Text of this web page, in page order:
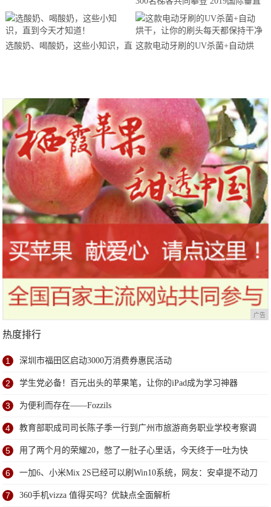
马拉松超级精英赛顺德海骏达中心
站欢乐开跑
选酸奶、喝酸奶，这些小知识，直 这款电动牙刷的UV杀菌+自动烘
广告
热度排行
1 深圳市福田区启动3000万消费券惠民活动
2 学生党必备！百元出头的苹果笔，让你的iPad成为学习神器
3 为便利而存在——Fozzils
4 教育部职成司司长陈子季一行到广州市旅游商务职业学校考察调
研
5 用了两个月的荣耀20，憋了一肚子心里话，今天终于一吐为快
6 一加6、小米Mix 2S已经可以刷Win10系统，网友：安卓提不动刀
了？
7 360手机vizza 值得买吗？优缺点全面解析